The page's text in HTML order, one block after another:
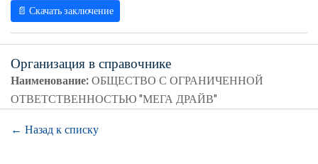
📄 Скачать заключение
Организация в справочнике
Наименование:ОБЩЕСТВО С ОГРАНИЧЕННОЙ
ОТВЕТСТВЕННОСТЬЮ "МЕГА ДРАЙВ"
← Назад к списку